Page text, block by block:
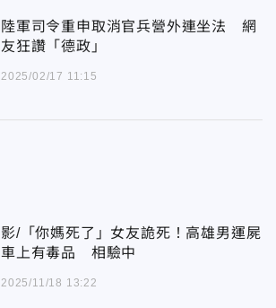
陸軍司令重申取消官兵營外連坐法 網
友狂讚「德政」
2025/02/17 11:15
影/「你媽死了」女友詭死！高雄男運屍
車上有毒品 相驗中
2025/11/18 13:22